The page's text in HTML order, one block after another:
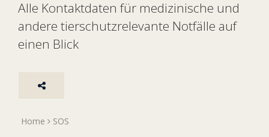
Alle Kontaktdaten für medizinische und
andere tierschutzrelevante Notfälle auf
einen Blick
Home SOS